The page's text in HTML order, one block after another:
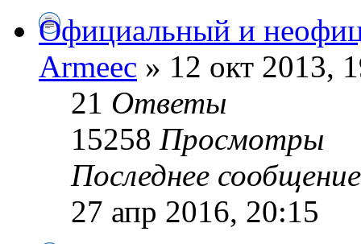
Официальный и
Armeec » 12 окт 2013,
21 Ответы
15258 Просмотры
Последнее
27 апр 2016, 20:15